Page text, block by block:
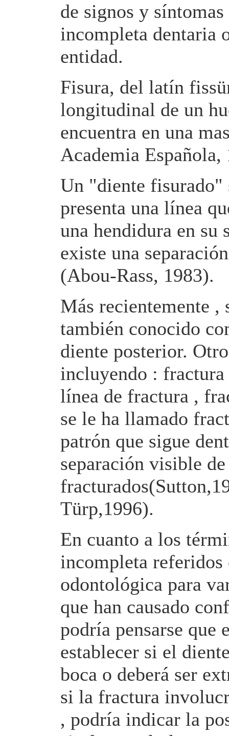
de signos y
incompleta dentaria
entidad.
Fisura, del latín
longitudinal de un
encuentra en una
Academia Española,
Un "diente fisurado"
presenta una línea
una hendidura en
existe una
(Abou-Rass, 1983).
Más recientemente ,
también conocido
diente posterior.
incluyendo :
línea de fractura ,
se le ha llamado
patrón que sigue
separación visible
Türp,1996).
En cuanto a los
incompleta
odontológica para
que han causado
podría pensarse que
establecer si el
boca o deberá ser
si la fractura
, podría indicar la